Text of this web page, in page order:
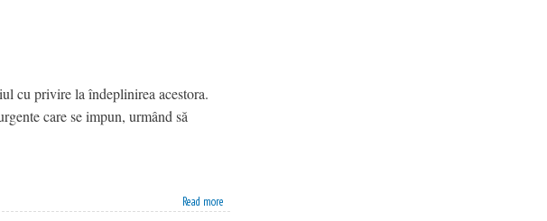
cu privire la îndeplinirea acestora.
care se impun, urmând să
Read more